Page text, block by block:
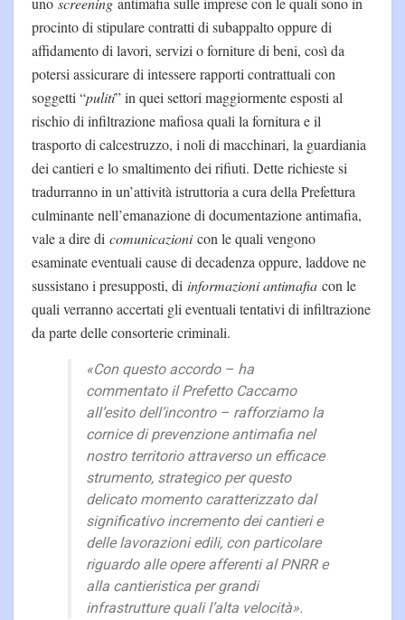
procinto di stipulare contratti di subappalto oppure di
affidamento di lavori, servizi o forniture di beni, così da
potersi assicurare di intessere rapporti contrattuali con
soggetti “puliti” in quei settori maggiormente esposti al
rischio di infiltrazione mafiosa quali la fornitura e il
trasporto di calcestruzzo, i noli di macchinari, la guardiania
dei cantieri e lo smaltimento dei rifiuti. Dette richieste si
tradurranno in un’attività istruttoria a cura della Prefettura
culminante nell’emanazione di documentazione antimafia,
vale a dire di comunicazionicon le quali vengono
esaminate eventuali cause di decadenza oppure, laddove ne
sussistano i presupposti, di informazioni antimafia con le
quali verranno accertati gli eventuali tentativi di infiltrazione
da parte delle consorterie criminali.
«Con questo accordo – ha
commentato il Prefetto Caccamo
all’esito dell’incontro – rafforziamo la
cornice di prevenzione antimafia nel
nostro territorio attraverso un efficace
strumento, strategico per questo
delicato momento caratterizzato dal
significativo incremento dei cantieri e
delle lavorazioni edili, con particolare
riguardo alle opere afferenti al PNRR e
alla cantieristica per grandi
infrastrutture quali l’alta velocità».